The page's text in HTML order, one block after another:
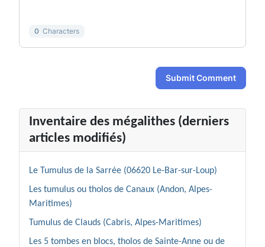
0 Characters
Submit Comment
Inventaire des mégalithes (derniers
articles modifiés)
Le Tumulus de la Sarrée (06620 Le-Bar-sur-Loup)
Les tumulus ou tholos de Canaux (Andon, Alpes-
Maritimes)
Tumulus de Clauds (Cabris, Alpes-Maritimes)
Les 5 tombes en blocs, tholos de Sainte-Anne ou de